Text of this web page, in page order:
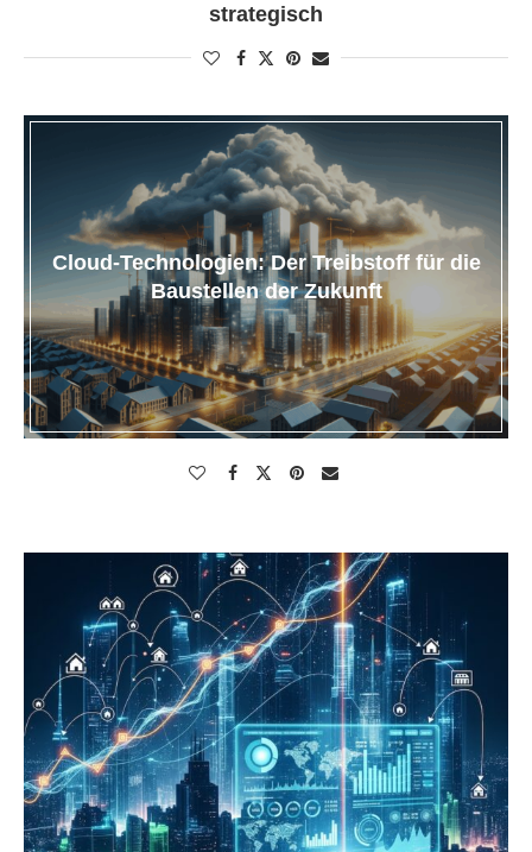
strategisch
Cloud-Technologien: Der Treibstoff für die
Baustellen der Zukunft